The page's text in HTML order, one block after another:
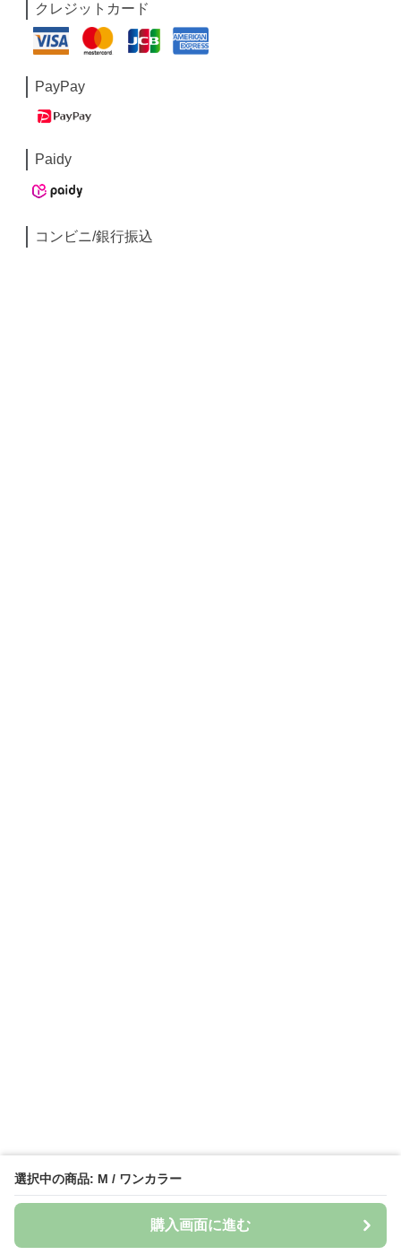
選択中の商品: M / ワンカラー
購入画面に進む
クレジットカード
PayPay
Paidy
コンビニ/銀行振込